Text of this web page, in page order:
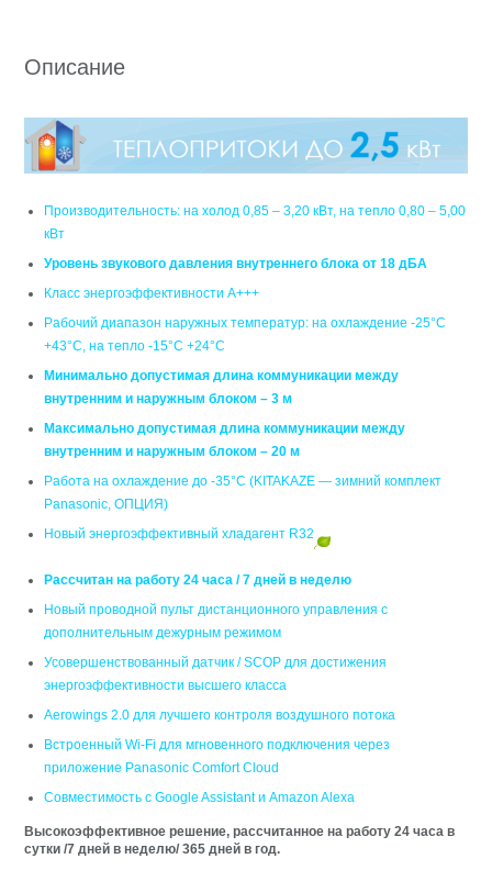
Описание
Производительность: на холод 0,85 – 3,20 кВт, на тепло 0,80 – 5,00
кВт
Уровень звукового давления внутреннего блока от 18 дБА
Класс энергоэффективности А+++
Рабочий диапазон наружных температур: на охлаждение -25°C
+43°C, на тепло -15°C +24°C
Минимально допустимая длина коммуникации между
внутренним и наружным блоком – 3 м
Максимально допустимая длина коммуникации между
внутренним и наружным блоком – 20 м
Работа на охлаждение до -35°С (KITAKAZE — зимний комплект
Panasonic, ОПЦИЯ)
Новый энергоэффективный хладагент R32
Рассчитан на работу 24 часа / 7 дней в неделю
Новый проводной пульт дистанционного управления с
дополнительным дежурным режимом
Усовершенствованный датчик / SCOP для достижения
энергоэффективности высшего класса
Aerowings 2.0 для лучшего контроля воздушного потока
Встроенный Wi-Fi для мгновенного подключения через
приложение Panasonic Comfort Cloud
Совместимость с Google Assistant и Amazon Alexa
Высокоэффективное решение, рассчитанное на работу 24 часа в
сутки /7 дней в неделю/ 365 дней в год.